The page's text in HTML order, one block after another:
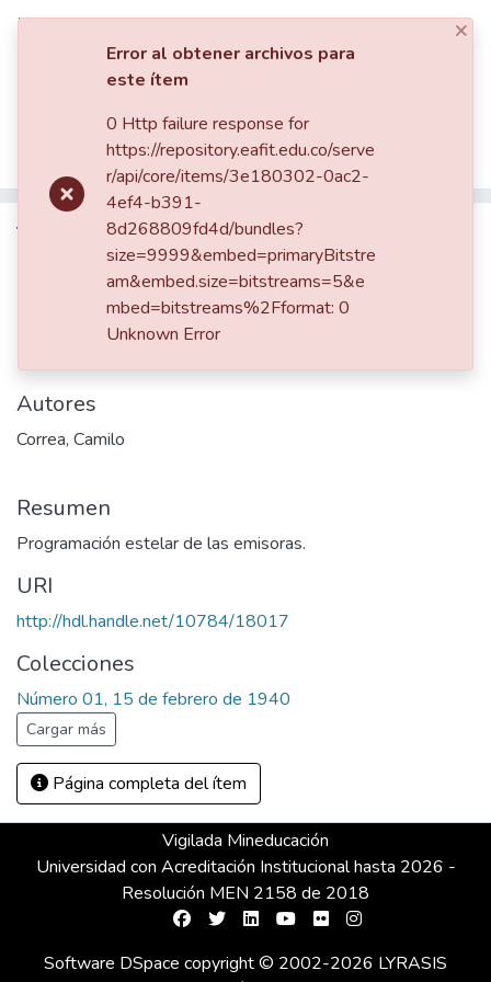
Iniciar sesión
Comunidades
Estadísticas
Patrimonio Musical Prensa- Press
Revista Micro
Tablero para programas de lujo
Tablero para programas de lujo
Autores
Correa, Camilo
Resumen
Programación estelar de las emisoras.
URI
http://hdl.handle.net/10784/18017
Colecciones
Número 01, 15 de febrero de 1940
Cargar más
Página completa del ítem
Vigilada Mineducación
Universidad con Acreditación Institucional hasta 2026 -
Resolución MEN 2158 de 2018
Software DSpace copyright © 2002-2026 LYRASIS
×
Error al obtener archivos para
este ítem
0 Http failure response for
https://repository.eafit.edu.co/serve
r/api/core/items/3e180302-0ac2-
4ef4-b391-
8d268809fd4d/bundles?
size=9999&embed=primaryBitstre
am&embed.size=bitstreams=5&e
mbed=bitstreams%2Fformat: 0
Unknown Error